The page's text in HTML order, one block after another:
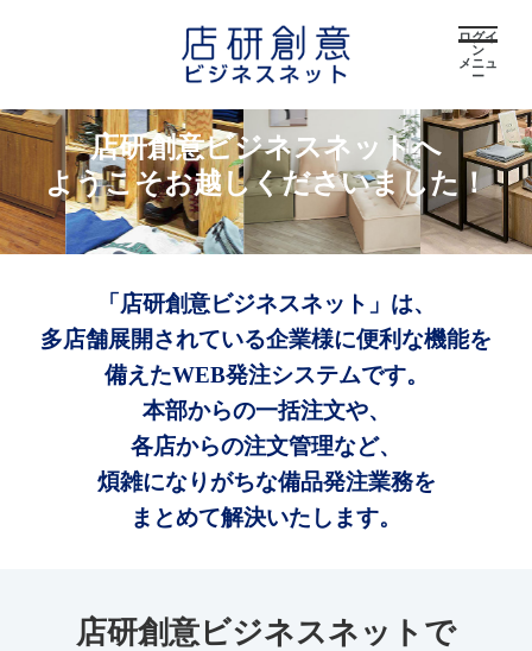
ログイ
ン
メニュ
ー
店研創意ビジネスネットへ
ようこそお越しくださいました！
「店研創意ビジネスネット」は、
多店舗展開されている企業様に便利な機能を
備えたWEB発注システムです。
本部からの一括注文や、
各店からの注文管理など、
煩雑になりがちな備品発注業務を
まとめて解決いたします。
店研創意ビジネスネットで